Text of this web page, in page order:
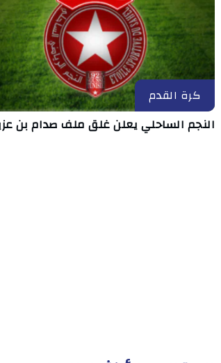
كرة القدم
النجم الساحلي يعلن غلق ملف صدام بن